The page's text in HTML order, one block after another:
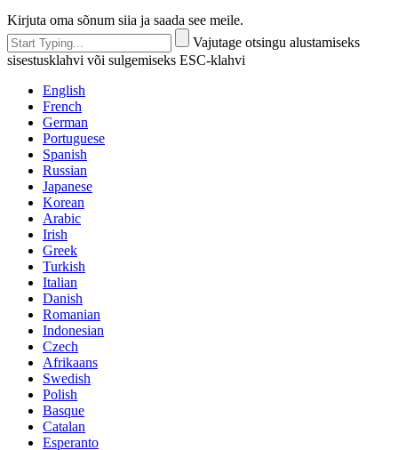
Kirjuta oma sõnum siia ja saada see meile.
Vajutage otsingu alustamiseks
sisestusklahvi või sulgemiseks ESC-klahvi
English
French
German
Portuguese
Spanish
Russian
Japanese
Korean
Arabic
Irish
Greek
Turkish
Italian
Danish
Romanian
Indonesian
Czech
Afrikaans
Swedish
Polish
Basque
Catalan
Esperanto